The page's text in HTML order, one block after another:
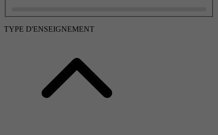
TYPE D'ENSEIGNEMENT